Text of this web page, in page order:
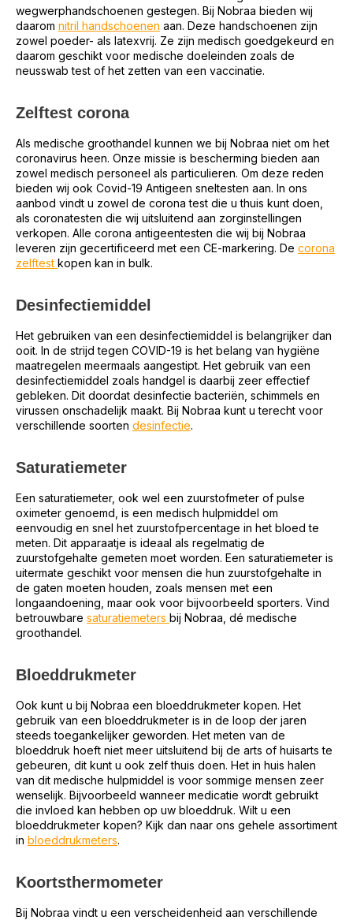
wegwerphandschoenen gestegen. Bij Nobraa bieden wij
daarom nitril handschoenen aan. Deze handschoenen zijn
zowel poeder- als latexvrij. Ze zijn medisch goedgekeurd en
daarom geschikt voor medische doeleinden zoals de
neusswab test of het zetten van een vaccinatie.
Zelftest corona
Als medische groothandel kunnen we bij Nobraa niet om het
coronavirus heen. Onze missie is bescherming bieden aan
zowel medisch personeel als particulieren. Om deze reden
bieden wij ook Covid-19 Antigeen sneltesten aan. In ons
aanbod vindt u zowel de corona test die u thuis kunt doen,
als coronatesten die wij uitsluitend aan zorginstellingen
verkopen. Alle corona antigeentesten die wij bij Nobraa
leveren zijn gecertificeerd met een CE-markering. De corona
zelftest kopen kan in bulk.
Desinfectiemiddel
Het gebruiken van een desinfectiemiddel is belangrijker dan
ooit. In de strijd tegen COVID-19 is het belang van hygiëne
maatregelen meermaals aangestipt. Het gebruik van een
desinfectiemiddel zoals handgel is daarbij zeer effectief
gebleken. Dit doordat desinfectie bacteriën, schimmels en
virussen onschadelijk maakt. Bij Nobraa kunt u terecht voor
verschillende soorten desinfectie.
Saturatiemeter
Een saturatiemeter, ook wel een zuurstofmeter of pulse
oximeter genoemd, is een medisch hulpmiddel om
eenvoudig en snel het zuurstofpercentage in het bloed te
meten. Dit apparaatje is ideaal als regelmatig de
zuurstofgehalte gemeten moet worden. Een saturatiemeter is
uitermate geschikt voor mensen die hun zuurstofgehalte in
de gaten moeten houden, zoals mensen met een
longaandoening, maar ook voor bijvoorbeeld sporters. Vind
betrouwbare saturatiemeters bij Nobraa, dé medische
groothandel.
Bloeddrukmeter
Ook kunt u bij Nobraa een bloeddrukmeter kopen. Het
gebruik van een bloeddrukmeter is in de loop der jaren
steeds toegankelijker geworden. Het meten van de
bloeddruk hoeft niet meer uitsluitend bij de arts of huisarts te
gebeuren, dit kunt u ook zelf thuis doen. Het in huis halen
van dit medische hulpmiddel is voor sommige mensen zeer
wenselijk. Bijvoorbeeld wanneer medicatie wordt gebruikt
die invloed kan hebben op uw bloeddruk. Wilt u een
bloeddrukmeter kopen? Kijk dan naar ons gehele assortiment
in bloeddrukmeters.
Koortsthermometer
Bij Nobraa vindt u een verscheidenheid aan verschillende